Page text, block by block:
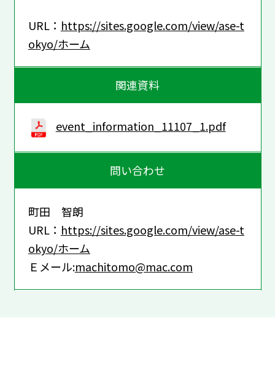
URL： https://sites.google.com/view/ase-t
okyo/ホーム
関連資料
event_information_11107_1.pdf
問い合わせ
町田 智朗
URL： https://sites.google.com/view/ase-t
okyo/ホーム
Ｅメール:machitomo@mac.com